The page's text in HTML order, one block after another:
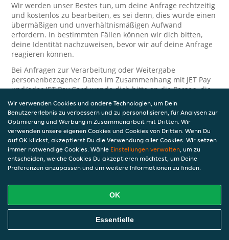
Wir werden unser Bestes tun, um deine Anfrage rechtzeitig
und kostenlos zu bearbeiten, es sei denn, dies würde einen
übermäßigen und unverhältnismäßigen Aufwand
erfordern. In bestimmten Fällen können wir dich bitten,
deine Identität nachzuweisen, bevor wir auf deine Anfrage
reagieren können.
Bei Anfragen zur Verarbeitung oder Weitergabe
personenbezogener Daten im Zusammenhang mit JET Pay
und/oder JET Pay Card wende dich bitte an die Person, die
dir das JET Pay-Guthaben gewährt (das kann dein
Arbeitgeber, Geschäftspartner usw. sein). Dies ist
erforderlich, da JET und die Person, die dir das Guthaben
gewährt, eine separate Verantwortung für die Verarbeitung
und den Schutz deiner personenbezogenen Daten haben.
Solltest du weitere Fragen oder Beschwerden in Bezug auf
die Verarbeitung deiner personenbezogenen Daten haben,
kontaktieren wir dich gerne. Wir würden uns auch über
Tipps oder Vorschläge zur Verbesserung unserer Erklärung
Sicherheit
Wir verwenden Cookies und andere Technologien, um Dein
Benutzererlebnis zu verbessern und zu personalisieren, für Analysen zur
Optimierung und Werbung in Zusammenarbeit mit Dritten. Wir
verwenden unsere eigenen Cookies und Cookies von Dritten. Wenn Du
auf OK klickst, akzeptierst Du die Verwendung aller Cookies. Wir setzen
immer notwendige Cookies. Wähle Einstellungen verwalten, um zu
entscheiden, welche Cookies Du akzeptieren möchtest, um Deine
Präferenzen anzupassen und um weitere Informationen zu finden.
OK
Essentielle